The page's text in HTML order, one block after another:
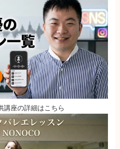
講座の詳細はこちら